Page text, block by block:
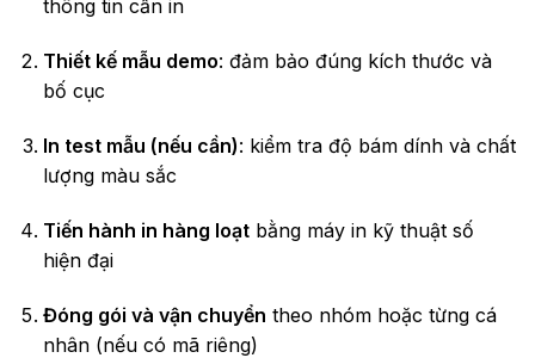
thông tin cần in
Thiết kế mẫu demo: đảm bảo đúng kích thước và
bố cục
In test mẫu (nếu cần): kiểm tra độ bám dính và chất
lượng màu sắc
Tiến hành in hàng loạtbằng máy in kỹ thuật số
hiện đại
Đóng gói và vận chuyển theo nhóm hoặc từng cá
nhân (nếu có mã riêng)